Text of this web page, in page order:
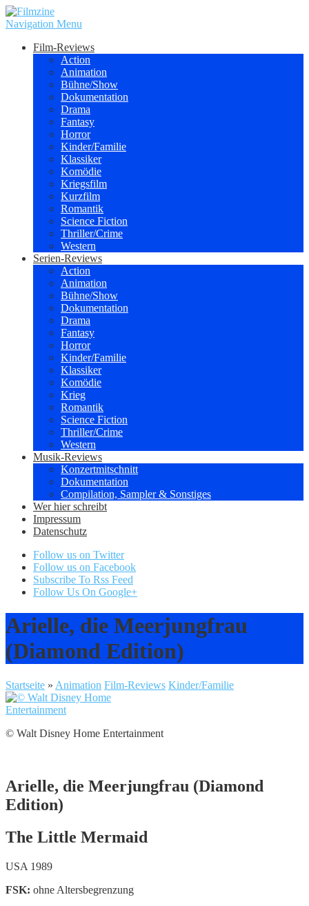
Navigation Menu
Film-Reviews
Action
Animation
Bühne/Show
Dokumentation
Drama
Fantasy
Horror
Kinder/Familie
Klassiker
Komödie
Kriegsfilm
Kurzfilm
Romantik
Science Fiction
Thriller/Crime
Western
Serien-Reviews
Action
Animation
Bühne/Show
Dokumentation
Drama
Fantasy
Horror
Kinder/Familie
Klassiker
Komödie
Krieg
Romantik
Science Fiction
Thriller/Crime
Western
Musik-Reviews
Konzertmitschnitt
Dokumentation
Compilation, Sampler & Sonstiges
Wer hier schreibt
Impressum
Datenschutz
Follow us on Twitter
Follow us on Facebook
Subscribe To Rss Feed
Follow Us On Google+
Arielle, die Meerjungfrau
(Diamond Edition)
Startseite » Animation Film-Reviews Kinder/Familie
© Walt Disney Home Entertainment
Arielle, die Meerjungfrau (Diamond
Edition)
The Little Mermaid
USA 1989
FSK: ohne Altersbegrenzung